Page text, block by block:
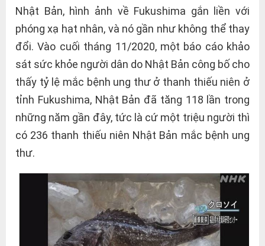
Nhật Bản, hình ảnh về Fukushima gắn liền với
phóng xạ hạt nhân, và nó gần như không thể thay
đổi. Vào cuối tháng 11/2020, một báo cáo khảo
sát sức khỏe người dân do Nhật Bản công bố cho
thấy tỷ lệ mắc bệnh ung thư ở thanh thiếu niên ở
tỉnh Fukushima, Nhật Bản đã tăng 118 lần trong
những năm gần đây, tức là cứ một triệu người thì
có 236 thanh thiếu niên Nhật Bản mắc bệnh ung
thư.